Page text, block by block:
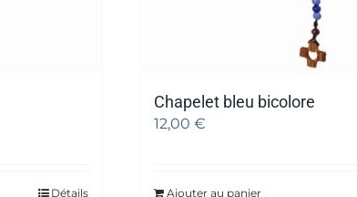
Détails
Chapelet bleu bicolore
12,00€
Ajouter au panier